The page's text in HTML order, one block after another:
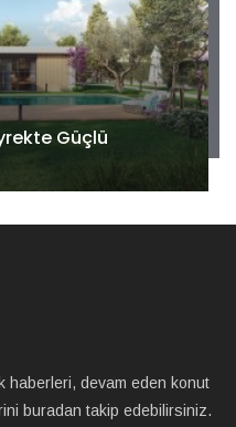
Güçlü
haberleri, devam eden konut
buradan takip edebilirsiniz.